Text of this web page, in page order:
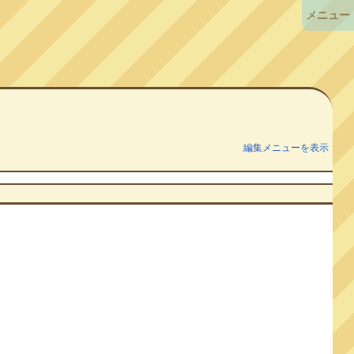
編集メニューを表示
メニュー